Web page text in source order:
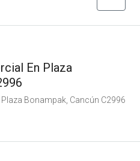
En Plaza
Bonampak, Cancún C2996